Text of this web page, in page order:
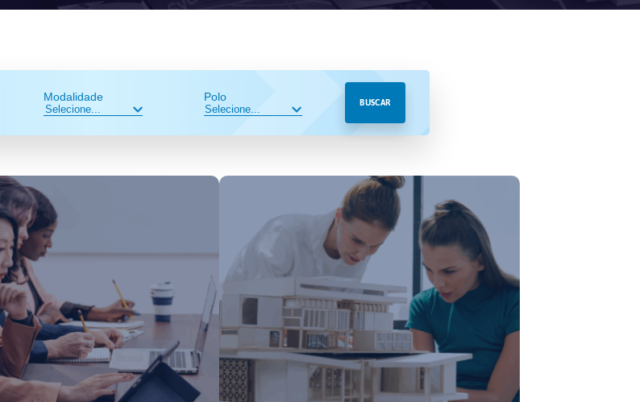
Modalidade Polo BUSCAR